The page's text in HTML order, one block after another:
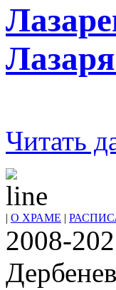
Читать
| О ХРАМЕ |
2008-